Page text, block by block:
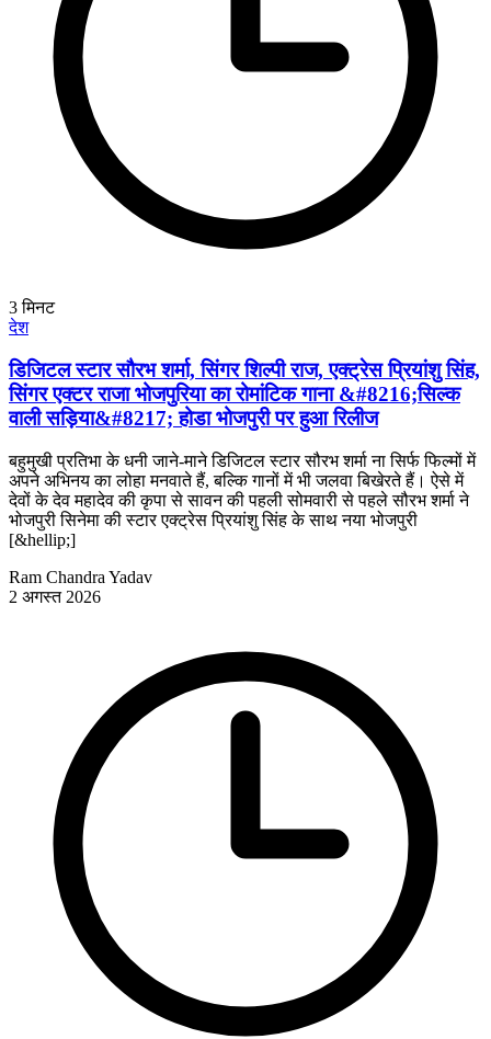
3मिनट
देश
डिजिटल स्टार सौरभ शर्मा, सिंगर शिल्पी राज, एक्ट्रेस प्रियांशु सिंह,
सिंगर एक्टर राजा भोजपुरिया का रोमांटिक गाना &#8216;सिल्क
वाली सड़िया&#8217; होडा भोजपुरी पर हुआ रिलीज
बहुमुखी प्रतिभा के धनी जाने-माने डिजिटल स्टार सौरभ शर्मा ना सिर्फ फिल्मों में
अपने अभिनय का लोहा मनवाते हैं, बल्कि गानों में भी जलवा बिखेरते हैं। ऐसे में
देवों के देव महादेव की कृपा से सावन की पहली सोमवारी से पहले सौरभ शर्मा ने
भोजपुरी सिनेमा की स्टार एक्ट्रेस प्रियांशु सिंह के साथ नया भोजपुरी
[&hellip;]
Ram Chandra Yadav
2 अगस्त 2026